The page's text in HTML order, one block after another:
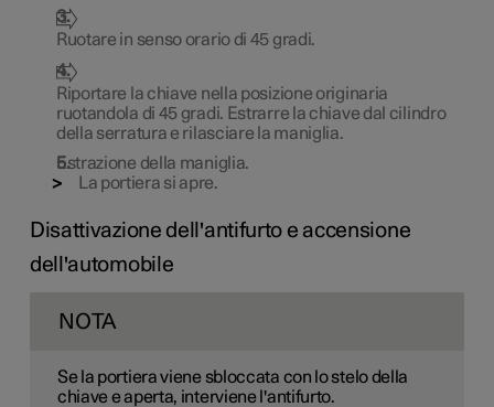
Ruotare in senso orario di 45 gradi.
Riportare la chiave nella posizione originaria
ruotandola di 45 gradi. Estrarre la chiave dal cilindro
della serratura e rilasciare la maniglia.
Estrazione della maniglia.
La portiera si apre.
Disattivazione dell'antifurto e accensione
dell'automobile
NOTA
Se la portiera viene sbloccata con lo stelo della
chiave e aperta, interviene l'antifurto.